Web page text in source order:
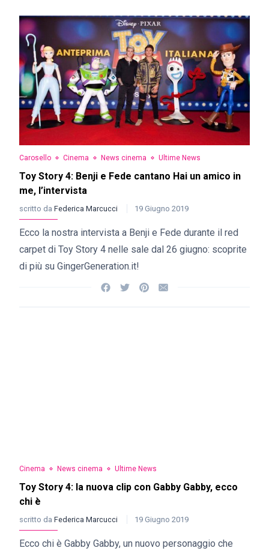
Carosello Cinema News cinema Ultime News
Toy Story 4: Benji e Fede cantano Hai un amico in
me, l’intervista
scritto da Federica Marcucci 19 Giugno 2019
Ecco la nostra intervista a Benji e Fede durante il red
carpet di Toy Story 4 nelle sale dal 26 giugno: scoprite
di più su GingerGeneration.it!
Cinema News cinema Ultime News
Toy Story 4: la nuova clip con Gabby Gabby, ecco
chi è
scritto da Federica Marcucci 19 Giugno 2019
Ecco chi è Gabby Gabby, un nuovo personaggio che